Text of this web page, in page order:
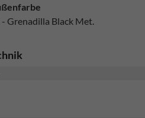
- Grenadilla Black Met.